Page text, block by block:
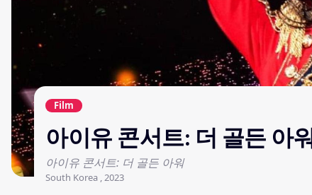
Film
아이유 콘서트: 더 골든 아워
아이유 콘서트: 더 골든 아워
South Korea , 2023